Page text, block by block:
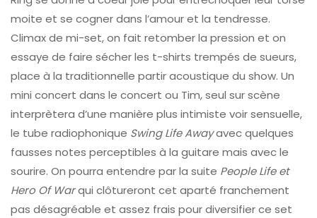
moite et se cogner dans l’amour et la tendresse.
Climax de mi-set, on fait retomber la pression et on
essaye de faire sécher les t-shirts trempés de sueurs,
place à la traditionnelle partir acoustique du show. Un
mini concert dans le concert ou Tim, seul sur scène
interprètera d’une manière plus intimiste voir sensuelle,
le tube radiophonique Swing Life Awayavec quelques
fausses notes perceptibles à la guitare mais avec le
sourire. On pourra entendre par la suite People Life et
Hero Of Warqui clôtureront cet aparté franchement
pas désagréable et assez frais pour diversifier ce set